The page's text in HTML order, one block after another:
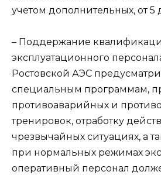
учетом дополнительных, от 5
– Поддержание
эксплуатационного
Ростовской АЭС
специальным программам,
противоаварийных и
тренировок, отработку
чрезвычайных ситуациях, а
при нормальных режимах
оперативный персонал